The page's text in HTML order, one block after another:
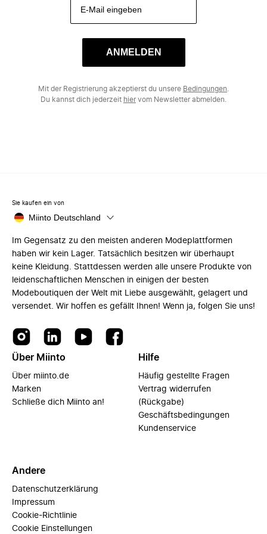
ANMELDEN
Mit der Registrierung akzeptierst du unsere Bedingungen
Du kannst dich jederzeit hiervom Newsletter abmelden.
Sie kaufen ein von
Miinto Deutschland
Im Gegensatz zu den meisten anderen Modeplattformen
haben wir kein Lager. Tatsächlich besitzen wir überhaupt
keine Kleidung. Stattdessen werden alle unsere Produkte von
leidenschaftlichen Menschen in einigen der besten
Modeboutiquen der Welt mit Liebe ausgewählt, gelagert und
versendet. Wir hoffen es gefällt Ihnen! Wenn ja, folgen Sie uns!
Über Miinto
Über miinto.de
Marken
Schließe dich Miinto an!
Hilfe
Häufig gestellte Fragen
Vertrag widerrufen
(Rückgabe)
Geschäftsbedingungen
Kundenservice
Andere
Datenschutzerklärung
Impressum
Cookie-Richtlinie
Cookie Einstellungen